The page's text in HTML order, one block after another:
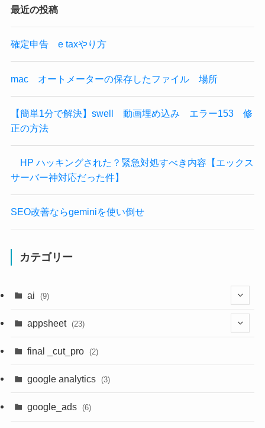
最近の投稿
確定申告 e taxやり方
mac オートメーターの保存したファイル 場所
【簡単1分で解決】swell 動画埋め込み エラー153 修
正の方法
HP ハッキングされた？緊急対処すべき内容【エックス
サーバー神対応だった件】
SEO改善ならgeminiを使い倒せ
カテゴリー
ai (9)
(4)
(4)
appsheet (23)
(3)
(2) (4)
final _cut_pro (2)
google analytics (3)
google_ads (6)